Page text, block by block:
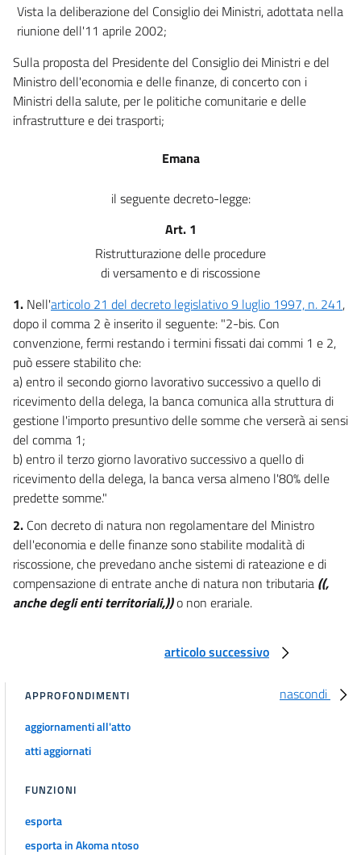
Vista la deliberazione del Consiglio dei Ministri, adottata nella
riunione dell'11 aprile 2002;
Sulla proposta del Presidente del Consiglio dei Ministri e del
Ministro dell'economia e delle finanze, di concerto con i
Ministri della salute, per le politiche comunitarie e delle
infrastrutture e dei trasporti;
Emana
il seguente decreto-legge:
Art. 1
Ristrutturazione delle procedure
di versamento e di riscossione
1. Nell'articolo 21 del decreto legislativo 9 luglio 1997, n. 241,
dopo il comma 2 è inserito il seguente: "2-bis. Con
convenzione, fermi restando i termini fissati dai commi 1 e 2,
può essere stabilito che:
a) entro il secondo giorno lavorativo successivo a quello di
ricevimento della delega, la banca comunica alla struttura di
gestione l'importo presuntivo delle somme che verserà ai sensi
del comma 1;
b) entro il terzo giorno lavorativo successivo a quello di
ricevimento della delega, la banca versa almeno l'80% delle
predette somme."
2. Con decreto di natura non regolamentare del Ministro
dell'economia e delle finanze sono stabilite modalità di
riscossione, che prevedano anche sistemi di rateazione e di
compensazione di entrate anche di natura non tributaria ((,
anche degli enti territoriali,))o non erariale.
articolo successivo
nascondi
APPROFONDIMENTI
aggiornamenti all'atto
atti aggiornati
FUNZIONI
esporta
esporta in Akoma ntoso